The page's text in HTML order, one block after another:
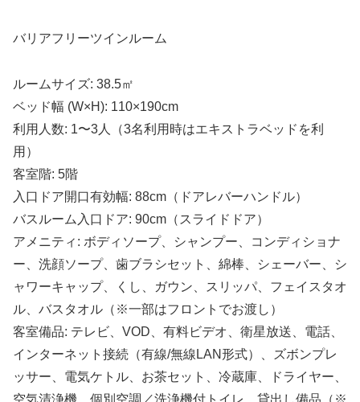
バリアフリーツインルーム
ルームサイズ: 38.5㎡
ベッド幅 (W×H): 110×190cm
利用人数: 1〜3人（3名利用時はエキストラベッドを利
用）
客室階: 5階
入口ドア開口有効幅: 88cm（ドアレバーハンドル）
バスルーム入口ドア: 90cm（スライドドア）
アメニティ: ボディソープ、シャンプー、コンディショナ
ー、洗顔ソープ、歯ブラシセット、綿棒、シェーバー、シ
ャワーキャップ、くし、ガウン、スリッパ、フェイスタオ
ル、バスタオル（※一部はフロントでお渡し）
客室備品: テレビ、VOD、有料ビデオ、衛星放送、電話、
インターネット接続（有線/無線LAN形式）、ズボンプレ
ッサー、電気ケトル、お茶セット、冷蔵庫、ドライヤー、
空気清浄機、個別空調／洗浄機付トイレ、貸出し備品（※